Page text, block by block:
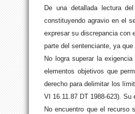
De una detallada lectura
constituyendo agravio en el
expresar su discrepancia con
parte del sentenciante, ya
No logra superar la
elementos objetivos que
derecho para delimitar los
VI 16.11.87 DT 1988-623).
No encuentro que el recurso